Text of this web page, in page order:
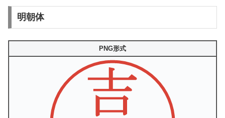
明朝体
PNG形式